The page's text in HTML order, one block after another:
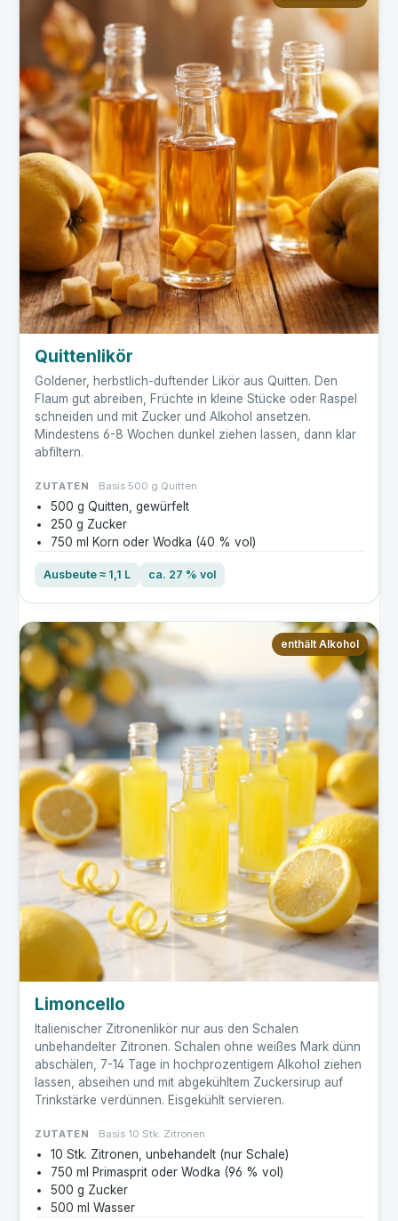
Quittenlikör
Goldener, herbstlich-duftender Likör aus Quitten. Den
Flaum gut abreiben, Früchte in kleine Stücke oder Raspel
schneiden und mit Zucker und Alkohol ansetzen.
Mindestens 6-8 Wochen dunkel ziehen lassen, dann klar
abfiltern.
ZUTATEN Basis 500 g Quitten
500 g Quitten, gewürfelt
250 g Zucker
750 ml Korn oder Wodka (40 % vol)
Ausbeute ≈ 1,1 L ca. 27 % vol
enthält Alkohol
Limoncello
Italienischer Zitronenlikör nur aus den Schalen
unbehandelter Zitronen. Schalen ohne weißes Mark dünn
abschälen, 7-14 Tage in hochprozentigem Alkohol ziehen
lassen, abseihen und mit abgekühltem Zuckersirup auf
Trinkstärke verdünnen. Eisgekühlt servieren.
ZUTATEN Basis 10 Stk. Zitronen
10 Stk. Zitronen, unbehandelt (nur Schale)
750 ml Primasprit oder Wodka (96 % vol)
500 g Zucker
500 ml Wasser